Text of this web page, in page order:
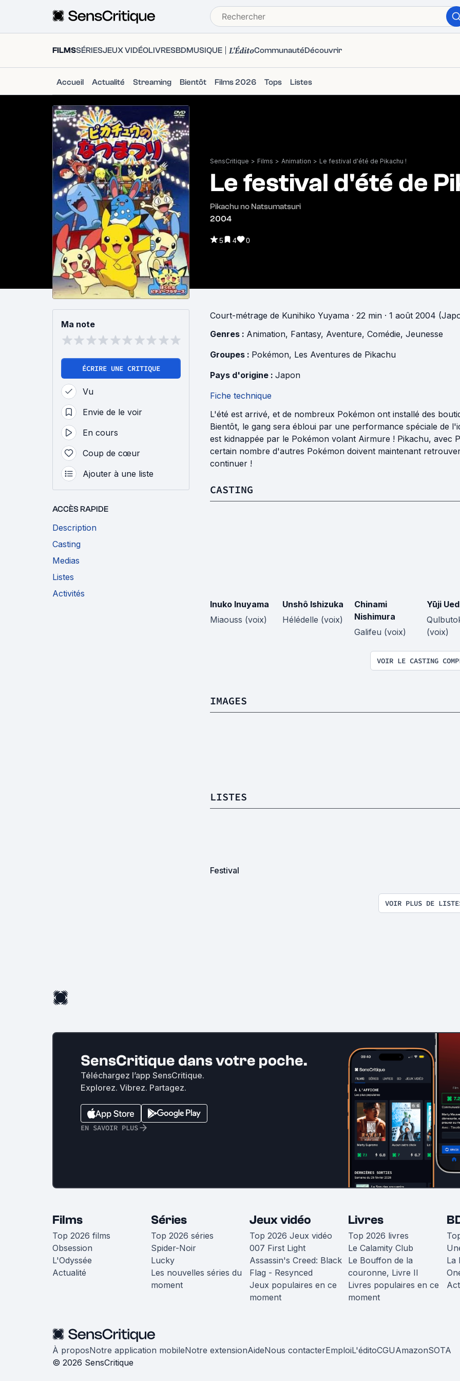
FILMSSÉRIESJEUX VIDÉOLIVRESBDMUSIQUE L'ÉditoCommunautéDécouvrir
Accueil Actualité Streaming Bientôt Films 2026 Tops Listes
SensCritique > Films > Animation > Le festival d'été de Pikachu !
Le festival d'été de
Pikachu no Natsumatsuri
2004
5 4 0
Ma note
ÉCRIRE UNE CRITIQUE
Vu
Envie de le voir
En cours
Coup de cœur
Ajouter à une liste
ACCÈS RAPIDE
Description
Casting
Medias
Listes
Activités
Court-métrage de Kunihiko Yuyama · 22 min · 1 août 2004
Genres : Animation, Fantasy, Aventure, Comédie, Jeunesse
Groupes : Pokémon, Les Aventures de Pikachu
Pays d'origine : Japon
Fiche technique
L'été est arrivé, et de nombreux Pokémon ont installé des
Bientôt, le gang sera ébloui par une performance spéciale de
est kidnappée par le Pokémon volant Airmure ! Pikachu, avec
certain nombre d'autres Pokémon doivent maintenant
continuer !
CASTING
Inuko Inuyama
Miaouss (voix)
Unshô Ishizuka
Hélédelle (voix)
Chinami
Nishimura
Galifeu (voix)
Yūji
(voix)
VOIR LE CASTING
IMAGES
LISTES
Festival
VOIR PLUS DE
SensCritique dans votre poche.
Téléchargez l’app SensCritique.
Explorez. Vibrez. Partagez.
EN SAVOIR PLUS
Films
Top 2026 films
Obsession
L'Odyssée
Actualité
Séries
Top 2026 séries
Spider-Noir
Lucky
Les nouvelles séries du
moment
Jeux vidéo
Top 2026 Jeux vidéo
007 First Light
Assassin's Creed: Black
Flag - Resynced
Jeux populaires en ce
moment
Livres
Top 2026 livres
Le Calamity Club
Le Bouffon de la
couronne, Livre II
Livres populaires en ce
moment
La
À proposNotre application mobileNotre extensionAideNous contacterEmploiL'éditoCGUAmazonSOTA
© 2026 SensCritique